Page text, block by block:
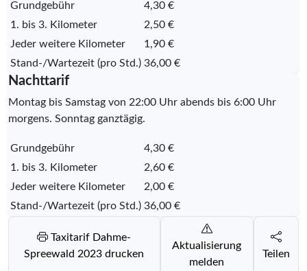
Grundgebühr
4,30 €
1. bis 3. Kilometer
2,50 €
Jeder weitere Kilometer
1,90 €
Stand-/Wartezeit (pro Std.) 36,00 €
Nachttarif
Montag bis Samstag von 22:00 Uhr abends bis 6:00 Uhr
morgens. Sonntag ganztägig.
Grundgebühr
4,30 €
1. bis 3. Kilometer
2,60 €
Jeder weitere Kilometer
2,00 €
Stand-/Wartezeit (pro Std.) 36,00 €
Taxitarif Dahme-
Spreewald 2023 drucken
Aktualisierung
melden
Teilen